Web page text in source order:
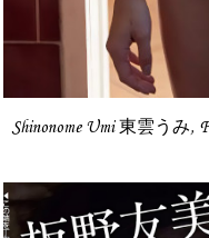
Shinonome Umi 東雲うみ,